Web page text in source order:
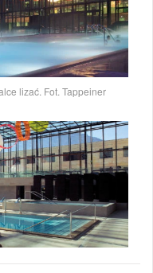
lizać. Fot. Tappeiner